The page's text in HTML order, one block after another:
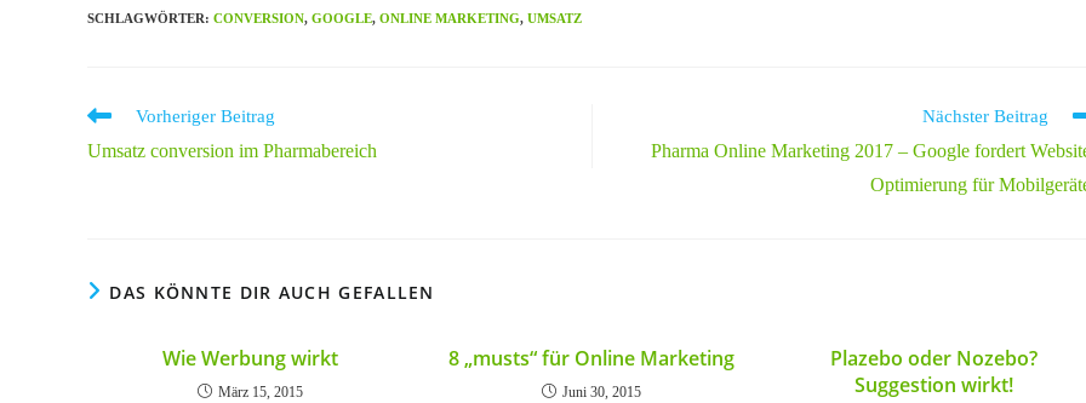
SCHLAGWÖRTER: CONVERSION, GOOGLE, ONLINE MARKETING, UMSATZ
Weitere
ansehen
Vorheriger Beitrag
Umsatz conversion im Pharmabereich
Nächster Beitrag
Pharma Online Marketing 2017 – Google fordert
Optimierung für
DAS KÖNNTE DIR AUCH GEFALLEN
Wie Werbung wirkt
März 15, 2015
8 „musts“ für Online Marketing
Juni 30, 2015
Plazebo oder Nozebo?
Suggestion wirkt!